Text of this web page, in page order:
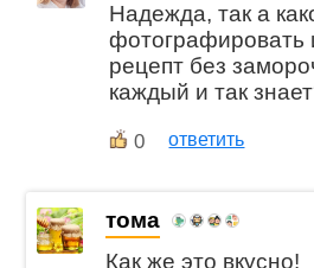
Надежда, так а
фотографировать
рецепт без
каждый и так
0 ответить
тома
Как же это вкусно!